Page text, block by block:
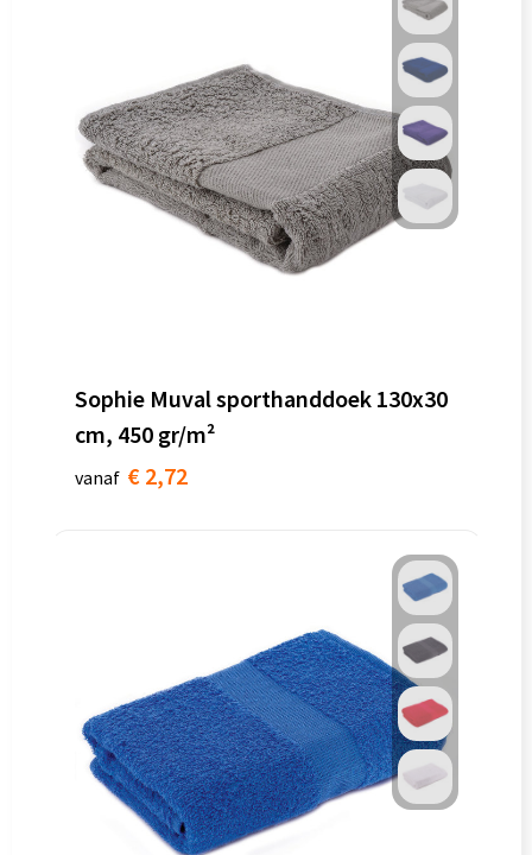
Sophie Muval sporthanddoek 130x30
cm, 450 gr/m²
vanaf € 2,72